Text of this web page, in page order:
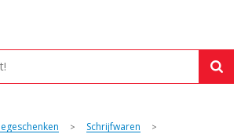
> Schrijfwaren >